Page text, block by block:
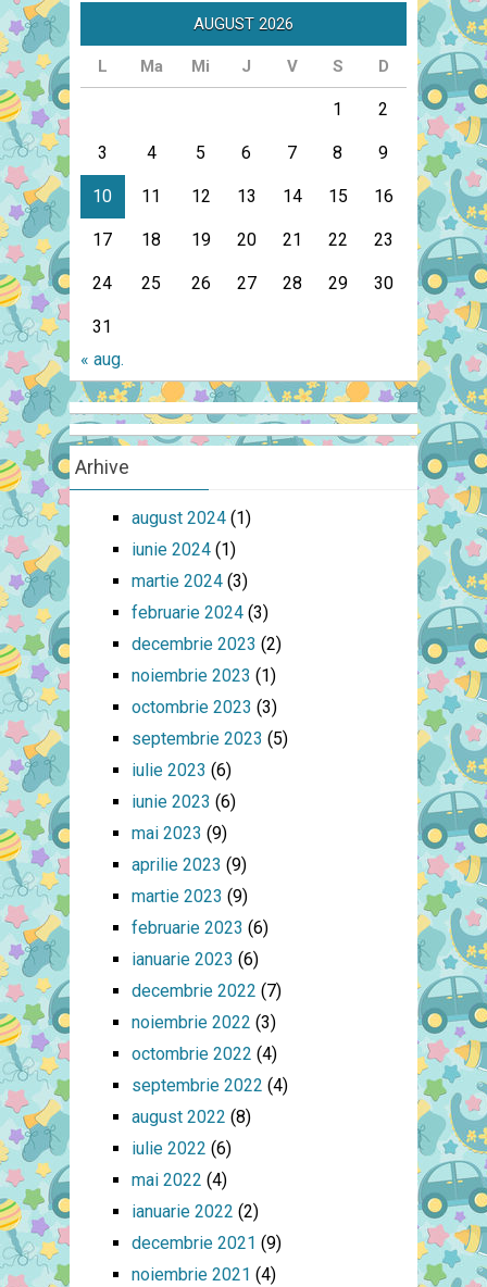
AUGUST 2026
L Ma Mi J V S D
1 2
3 4 5 6 7 8 9
10 11 12 13 14 15 16
17 18 19 20 21 22 23
24 25 26 27 28 29 30
31
« aug.
Arhive
august 2024(1)
iunie 2024(1)
martie 2024(3)
februarie 2024(3)
decembrie 2023 (2)
noiembrie 2023 (1)
octombrie 2023 (3)
septembrie 2023 (5)
iulie 2023 (6)
iunie 2023 (6)
mai 2023 (9)
aprilie 2023 (9)
martie 2023 (9)
februarie 2023 (6)
ianuarie 2023 (6)
decembrie 2022 (7)
noiembrie 2022 (3)
octombrie 2022 (4)
septembrie 2022 (4)
august 2022 (8)
iulie 2022 (6)
mai 2022 (4)
ianuarie 2022 (2)
decembrie 2021 (9)
noiembrie 2021 (4)